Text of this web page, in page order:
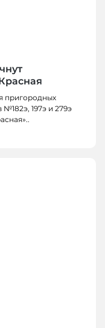
пригородных
197э и 279э